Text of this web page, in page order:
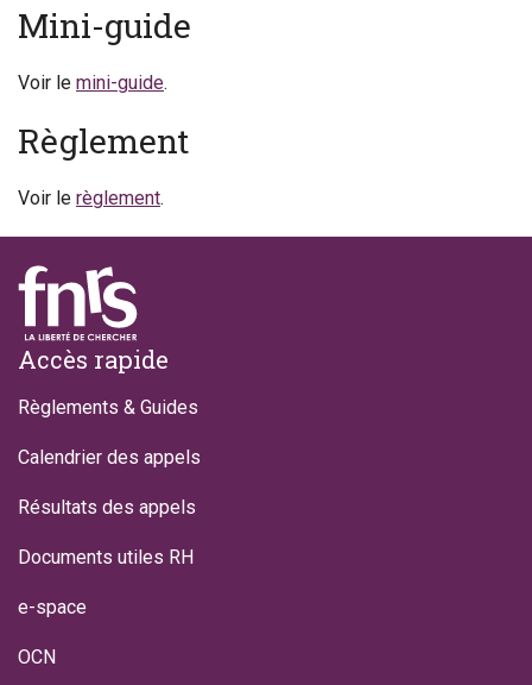
Mini-guide
Voir le mini-guide.
Règlement
Voir le règlement.
Footer
Accès rapide
Règlements & Guides
Calendrier des appels
Résultats des appels
Documents utiles RH
e-space
OCN